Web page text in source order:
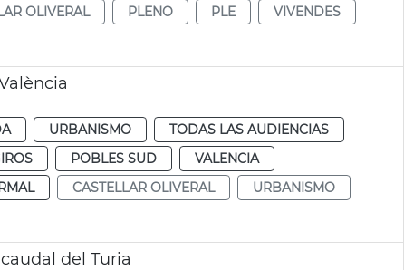
OLIVERAL PLENO PLE
VIVENDES
URBANISMO
TODAS LAS AUDIENCIAS
POBLES SUD
VALENCIA
CASTELLAR OLIVERAL
URBANISMO
del Turia